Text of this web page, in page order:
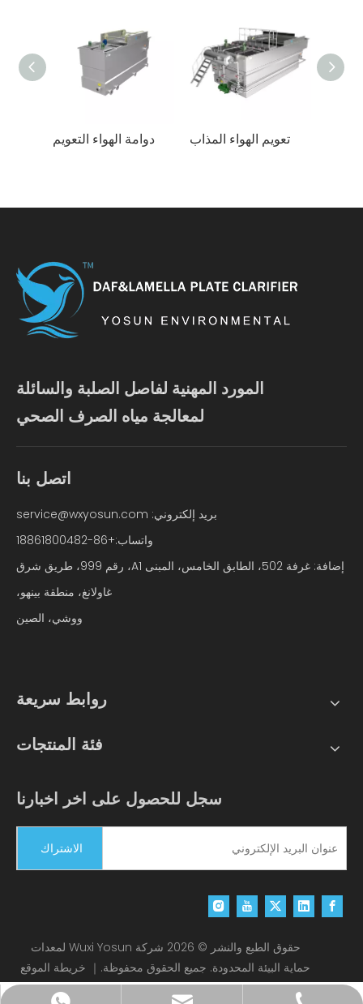
دوامة الهواء التعويم تعويم الهواء المذاب
المورد المهنية لفاصل الصلبة والسائلة
لمعالجة مياه الصرف الصحي
اتصل بنا
بريد إلكتروني: service@wxyosun.com
واتساب:+86-18861800482
إضافة: غرفة 502، الطابق الخامس، المبنى A1، رقم 999، طريق شرق
غاولانغ، منطقة بينهو،
ووشي، الصين
روابط سريعة
فئة المنتجات
سجل للحصول على اخر اخبارنا
الاشتراك
حقوق الطبع والنشر © 2026
شركة Wuxi Yosun لمعدات
حماية البيئة المحدودة. جميع الحقوق محفوظة.｜ خريطة الموقع